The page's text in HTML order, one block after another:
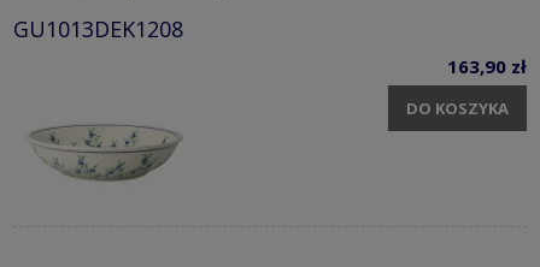
GU1013DEK1208
163,90 zł
DO KOSZYKA